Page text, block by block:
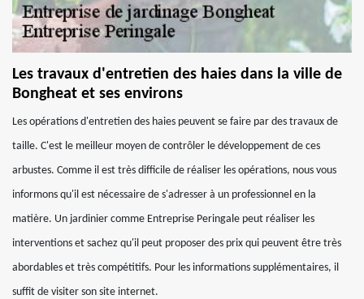
Les travaux d'entretien des haies dans la ville de
Bongheat et ses environs
Les opérations d'entretien des haies peuvent se faire par des travaux de
taille. C'est le meilleur moyen de contrôler le développement de ces
arbustes. Comme il est très difficile de réaliser les opérations, nous vous
informons qu'il est nécessaire de s'adresser à un professionnel en la
matière. Un jardinier comme Entreprise Peringale peut réaliser les
interventions et sachez qu'il peut proposer des prix qui peuvent être très
abordables et très compétitifs. Pour les informations supplémentaires, il
suffit de visiter son site internet.